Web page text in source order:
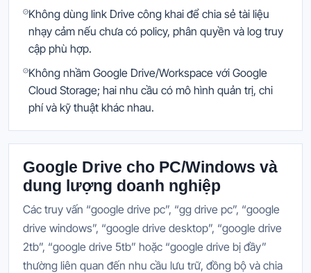
Không dùng link Drive công khai để chia sẻ tài liệu
nhạy cảm nếu chưa có policy, phân quyền và log truy
cập phù hợp.
Không nhầm Google Drive/Workspace với Google
Cloud Storage; hai nhu cầu có mô hình quản trị, chi
phí và kỹ thuật khác nhau.
Google Drive cho PC/Windows và
dung lượng doanh nghiệp
Các truy vấn “google drive pc”, “gg drive pc”, “google
drive windows”, “google drive desktop”, “google drive
2tb”, “google drive 5tb” hoặc “google drive bị đầy”
thường liên quan đến nhu cầu lưu trữ, đồng bộ và chia